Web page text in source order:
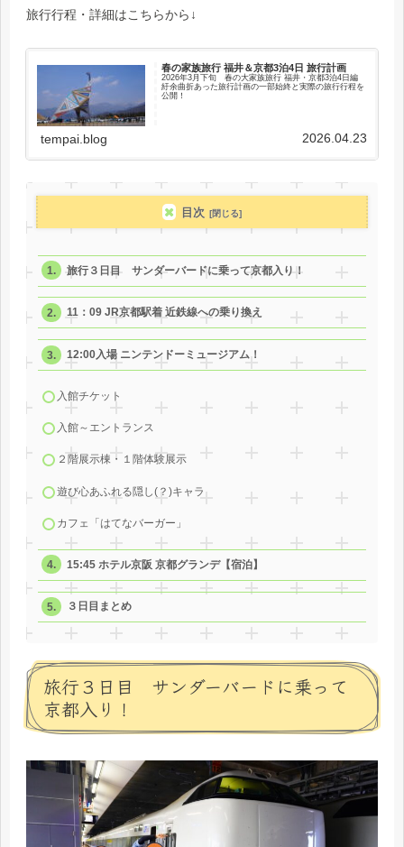
旅行行程・詳細はこちらから↓
春の家族旅行 福井＆京都3泊4日 旅行計画
2026年3月下旬 春の大家族旅行 福井・京都3泊4日編
紆余曲折あった旅行計画の一部始終と実際の旅行行程を
公開！
tempai.blog 2026.04.23
目次
旅行３日目 サンダーバードに乗って京都入り！
11：09 JR京都駅着 近鉄線への乗り換え
12:00入場 ニンテンドーミュージアム！
入館チケット
入館～エントランス
２階展示棟・１階体験展示
遊び心あふれる隠し(？)キャラ
カフェ「はてなバーガー」
15:45 ホテル京阪 京都グランデ【宿泊】
３日目まとめ
旅行３日目 サンダーバードに乗って
京都入り！